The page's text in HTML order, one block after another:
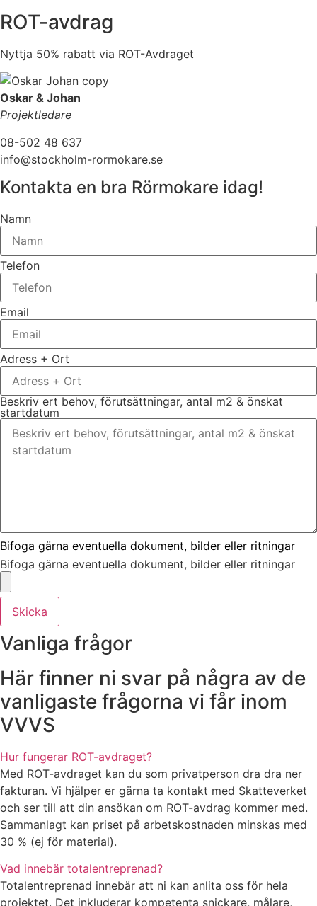
ROT-avdrag
Nyttja 50% rabatt via ROT-Avdraget
Oskar & Johan
Projektledare
08-502 48 637
info@stockholm-rormokare.se
Kontakta en bra Rörmokare idag!
Namn
Telefon
Email
Adress + Ort
Beskriv ert behov, förutsättningar, antal m2 & önskat
startdatum
Bifoga gärna eventuella dokument, bilder eller ritningar
Bifoga gärna eventuella dokument, bilder eller ritningar
Skicka
Vanliga frågor
Här finner ni svar på några av de
vanligaste frågorna vi får inom
VVVS
Hur fungerar ROT-avdraget?
Med ROT-avdraget kan du som privatperson dra dra ner
fakturan. Vi hjälper er gärna ta kontakt med Skatteverket
och ser till att din ansökan om ROT-avdrag kommer med.
Sammanlagt kan priset på arbetskostnaden minskas med
30 % (ej för material).
Vad innebär totalentreprenad?
Totalentreprenad innebär att ni kan anlita oss för hela
projektet. Det inkluderar kompetenta snickare, målare,